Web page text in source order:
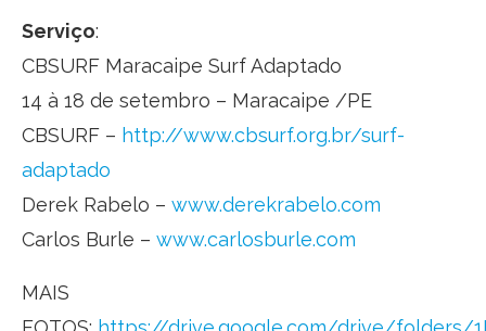
Serviço:
CBSURF Maracaipe Surf Adaptado
14 à 18 de setembro – Maracaipe /PE
CBSURF – http://www.cbsurf.org.br/surf-
adaptado
Derek Rabelo – www.derekrabelo.com
Carlos Burle – www.carlosburle.com
MAIS